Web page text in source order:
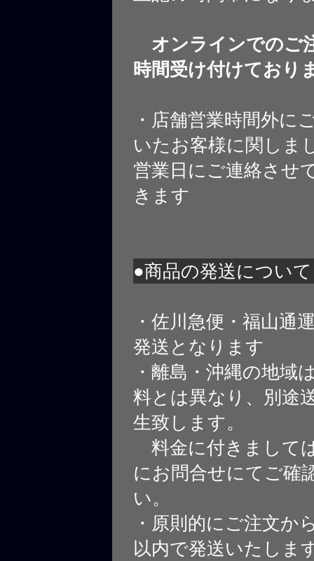
オンラインでのご
時間受け付けており
・店舗営業時間外に
いたお客様に関しま
営業日にご連絡させ
きます
●商品の発送について
・佐川急便・福山通
発送となります
・離島・沖縄の地域
料とは異なり、別途
生致します。
料金に付きまして
にお問合せにてご確
い。
・原則的にご注文か
以内で発送いたしま